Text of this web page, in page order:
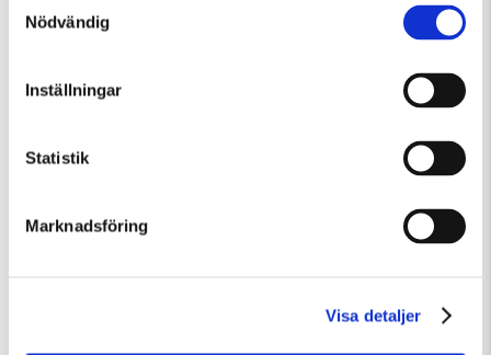
Nödvändig
Inställningar
Statistik
Marknadsföring
Visa detaljer